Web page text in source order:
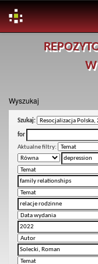
W
Wyszukaj
Szukaj:
for
Aktualne filtry: